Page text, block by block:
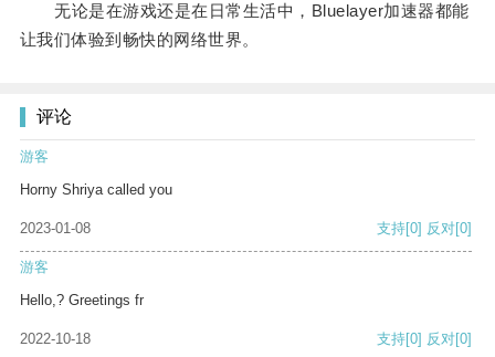
无论是在游戏还是在日常生活中，Bluelayer加速器都能
让我们体验到畅快的网络世界。
评论
游客
Horny Shriya called you
2023-01-08 支持[0] 反对[0]
游客
Hello,? Greetings fr
2022-10-18 支持[0] 反对[0]